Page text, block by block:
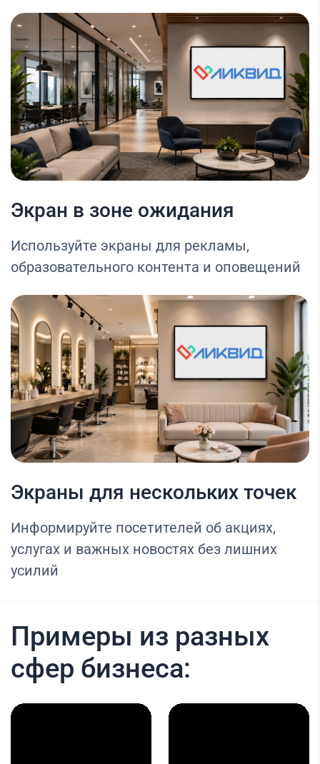
Экран в зоне ожидания
Используйте экраны для рекламы,
образовательного контента и оповещений
Экраны для нескольких точек
Информируйте посетителей об акциях,
услугах и важных новостях без лишних
усилий
Примеры из разных
сфер бизнеса: